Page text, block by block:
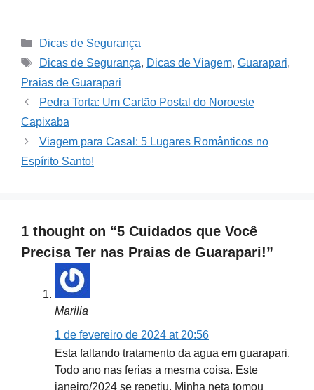
Categories
Dicas de Segurança
Tags
Dicas de Segurança, Dicas de Viagem, Guarapari,
Praias de Guarapari
Pedra Torta: Um Cartão Postal do Noroeste
Capixaba
Viagem para Casal: 5 Lugares Românticos no
Espírito Santo!
1 thought on “5 Cuidados que Você
Precisa Ter nas Praias de Guarapari!”
Marilia
1 de fevereiro de 2024 at 20:56
Esta faltando tratamento da agua em guarapari.
Todo ano nas ferias a mesma coisa. Este
janeiro/2024 se repetiu. Minha neta tomou